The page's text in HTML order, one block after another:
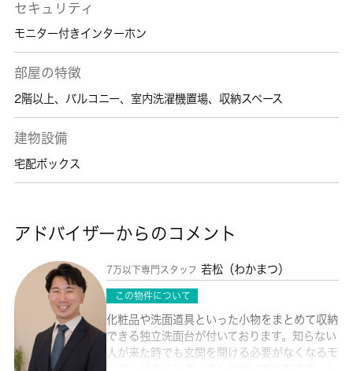
セキュリティ
モニター付きインターホン
部屋の特徴
2階以上、 バルコニー、 室内洗濯機置場、 収納スペース
建物設備
宅配ボックス
アドバイザーからのコメント
7万以下専門スタッフ 若松（わかまつ）
この物件について
化粧品や洗面道具といった小物をまとめて収納
できる独立洗面台が付いております。知らない
人が来た時でも玄関を開ける必要がなくなるモ